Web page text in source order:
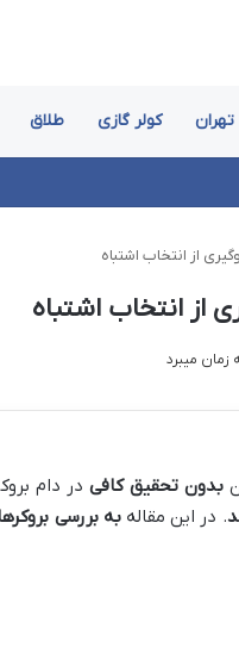
تهران کولر گازی طلاق
از انتخاب اشتباه
از انتخاب اشتباه
بدون تحقیق کافی در دام
. در این مقالهبه بررسی